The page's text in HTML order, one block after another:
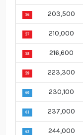
56 203,500
57 210,000
58 216,600
59 223,300
60 230,100
61 237,000
62 244,000